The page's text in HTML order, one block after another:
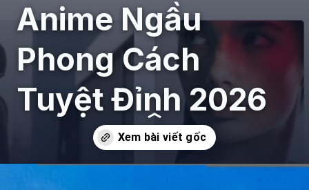
Anime Ngầu
Phong Cách
Tuyệt Đỉnh 2026
Đang mở